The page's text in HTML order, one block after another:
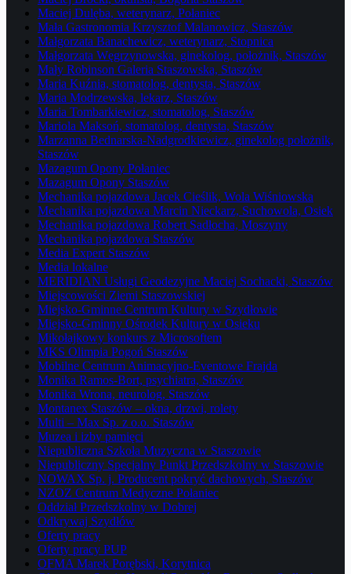
Maciej Dulęba, weterynarz, Połaniec
Mała Gastronomia Krzysztof Malanowicz, Staszów
Małgorzata Banachewicz, weterynarz, Stopnica
Małgorzata Węgrzynowska, ginekolog, położnik, Staszów
Mały Robinson Galeria Staszowska, Staszów
Maria Kuźnia, stomatolog, dentysta, Staszów
Maria Modrzewska, lekarz, Staszów
Maria Tombarkiewicz, stomatolog, Staszów
Mariola Maksoń, stomatolog, dentysta, Staszów
Marzanna Bednarska-Nadgrodkiewicz, ginekolog położnik,
Staszów
Mazagum Opony Połaniec
Mazagum Opony Staszów
Mechanika pojazdowa Jacek Cieślik, Wola Wiśniowska
Mechanika pojazdowa Marcin Nieckarz, Suchowola, Osiek
Mechanika pojazdowa Robert Sadłocha, Moszyny
Mechanika pojazdowa Staszów
Media Expert Staszów
Media lokalne
MERIDIAN Usługi Geodezyjne Maciej Sochacki, Staszów
Miejscowości Ziemi Staszowskiej
Miejsko-Gminne Centrum Kultury w Szydłowie
Miejsko-Gminny Ośrodek Kultury w Osieku
Mikołajkowy konkurs z Microsoftem
MKS Olimpia Pogoń Staszów
Mobilne Centrum Animacyjno-Eventowe Frajda
Monika Ramos-Bort, psychiatra, Staszów
Monika Wrona, neurolog, Staszów
Montanex Staszów – okna, drzwi, rolety
Multi – Max Sp. z o.o. Staszów
Muzea i izby pamięci
Niepubliczna Szkoła Muzyczna w Staszowie
Niepubliczny Specjalny Punkt Przedszkolny w Staszowie
NOWAX Sp. j. Producent pokryć dachowych, Staszów
NZOZ Centrum Medyczne Połaniec
Oddział Przedszkolny w Dobrej
Odkrywaj Szydłów
Oferty pracy
Oferty pracy PUP
OFMA Marek Porębski, Korytnica